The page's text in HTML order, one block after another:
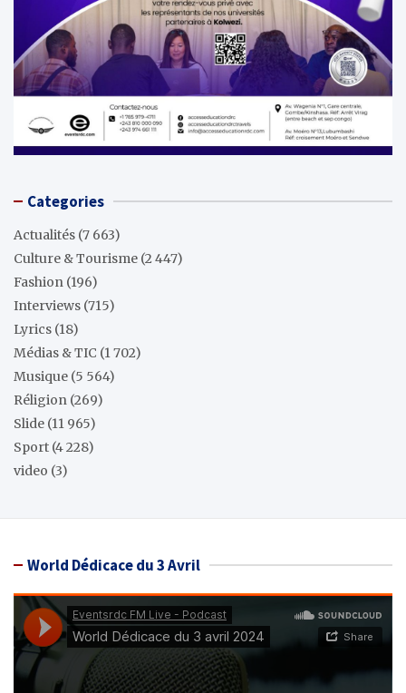
Categories
Actualités (7 663)
Culture & Tourisme (2 447)
Fashion (196)
Interviews (715)
Lyrics (18)
Médias & TIC (1 702)
Musique (5 564)
Réligion (269)
Slide (11 965)
Sport (4 228)
video (3)
World Dédicace du 3 Avril